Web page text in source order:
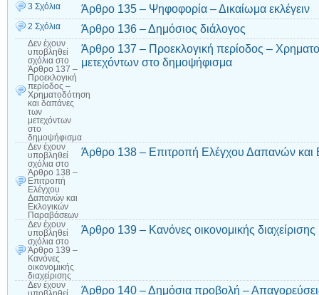
3 Σχόλια Άρθρο 135 – Ψηφοφορία – Δικαίωμα εκλέγειν
2 Σχόλια Άρθρο 136 – Δημόσιος διάλογος
Δεν έχουν
υποβληθεί
σχόλια στο
Άρθρο 137 –
Προεκλογική
περίοδος –
Χρηματοδότηση
και δαπάνες
των
μετεχόντων
στο
δημοψήφισμα
Άρθρο 137 – Προεκλογική περίοδος –
μετεχόντων στο δημοψήφισμα
Δεν έχουν
υποβληθεί
σχόλια στο
Άρθρο 138 –
Επιτροπή
Ελέγχου
Δαπανών και
Εκλογικών
Παραβάσεων
Άρθρο 138 – Επιτροπή Ελέγχου Δαπανών
Δεν έχουν
υποβληθεί
σχόλια στο
Άρθρο 139 –
Κανόνες
οικονομικής
διαχείρισης
Άρθρο 139 – Κανόνες οικονομικής διαχείρισης
Δεν έχουν
Άρθρο 140 – Δημόσια προβολή – Απαγορεύσεις